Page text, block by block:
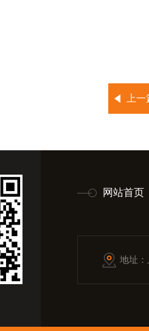
上
网站首页
地址